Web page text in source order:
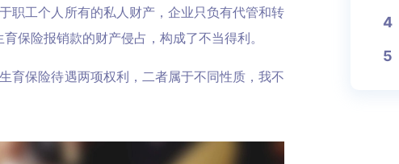
职工个人所有的私人财产，企业只负有代管和转
保险报销款的财产侵占，构成了不当得利。
育保险待遇两项权利，二者属于不同性质，我不
4
5